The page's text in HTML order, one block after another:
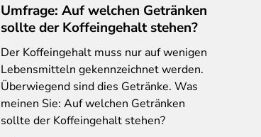
Umfrage: Auf welchen Getränken
sollte der Koffeingehalt stehen?
Der Koffeingehalt muss nur auf wenigen
Lebensmitteln gekennzeichnet werden.
Überwiegend sind dies Getränke. Was
meinen Sie: Auf welchen Getränken
sollte der Koffeingehalt stehen?